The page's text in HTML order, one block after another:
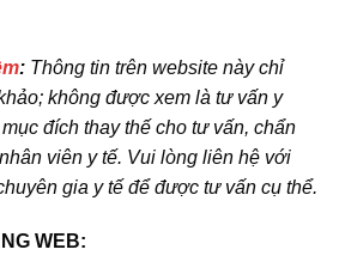
: Thông tin trên website này chỉ
không được xem là tư vấn y
đích thay thế cho tư vấn, chẩn
viên y tế. Vui lòng liên hệ với
gia y tế để được tư vấn cụ thể.
WEB: